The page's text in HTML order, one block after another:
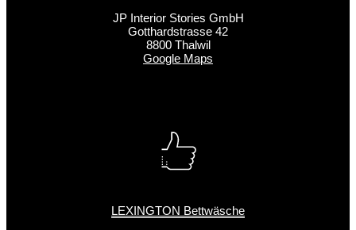
JP Interior Stories GmbH
Gotthardstrasse 42
8800 Thalwil
Google Maps
LEXINGTON Bettwäsche